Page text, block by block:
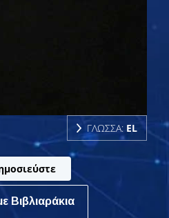
ΓΛΩΣΣΑ: EL
Βιβλιαράκια